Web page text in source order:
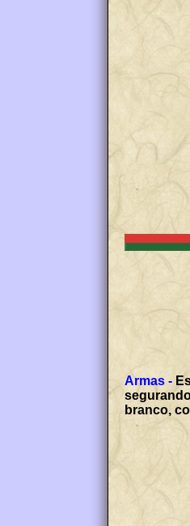
Armas -
branco,